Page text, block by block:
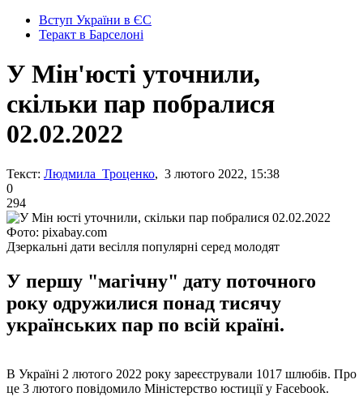
Вступ України в ЄС
Теракт в Барселоні
У Мін'юсті уточнили,
скільки пар побралися
02.02.2022
Текст: Людмила Троценко, 3 лютого 2022, 15:38
0
294
Фото: pixabay.com
Дзеркальні дати весілля популярні серед молодят
У першу "магічну" дату поточного
року одружилися понад тисячу
українських пар по всій країні.
В Україні 2 лютого 2022 року зареєстрували 1017 шлюбів. Про
це 3 лютого повідомило Міністерство юстиції у Facebook.